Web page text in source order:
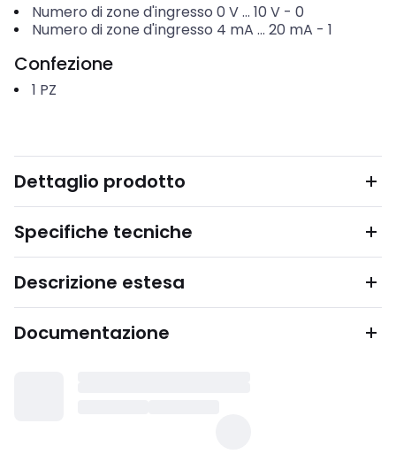
Numero di zone d'ingresso 0 V ... 10 V- 0
Numero di zone d'ingresso 4 mA ... 20 mA - 1
Confezione
1 PZ
Dettaglio prodotto
Specifiche tecniche
Descrizione estesa
Documentazione